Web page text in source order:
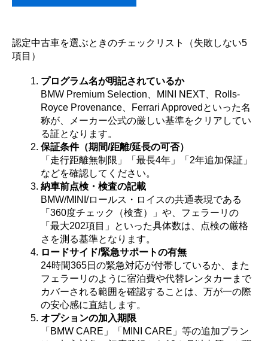
認定中古車を選ぶときのチェックリスト（失敗しない5
項目）
プログラム名が明記されているか
BMW Premium Selection、MINI NEXT、Rolls-
Royce Provenance、Ferrari Approvedといった名
称が、メーカー公式の厳しい基準をクリアしてい
る証となります。
保証条件（期間/距離/延長の可否）
「走行距離無制限」「最長4年」「2年追加保証」
などを確認してください。
納車前点検・検査の記載
BMW/MINI/ロールス・ロイスの共通表現である
「360度チェック（検査）」や、フェラーリの
「最大202項目」といった具体数は、点検の厳格
さを測る基準となります。
ロードサイド/緊急サポートの有無
24時間365日の緊急対応が付帯しているか、また
フェラーリのように宿泊費や代替レンタカーまで
カバーされる範囲を確認することは、万が一の際
の安心感に直結します。
オプションの加入期限
「BMW CARE」「MINI CARE」等の追加プラン